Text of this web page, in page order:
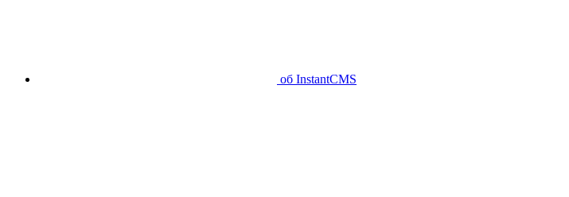
об InstantCMS